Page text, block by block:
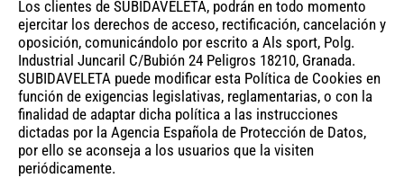
Los clientes de SUBIDAVELETA, podrán en todo momento
ejercitar los derechos de acceso, rectificación, cancelación y
oposición, comunicándolo por escrito a Als sport, Polg.
Industrial Juncaril C/Bubión 24 Peligros 18210, Granada.
SUBIDAVELETA puede modificar esta Política de Cookies en
función de exigencias legislativas, reglamentarias, o con la
finalidad de adaptar dicha política a las instrucciones
dictadas por la Agencia Española de Protección de Datos,
por ello se aconseja a los usuarios que la visiten
periódicamente.